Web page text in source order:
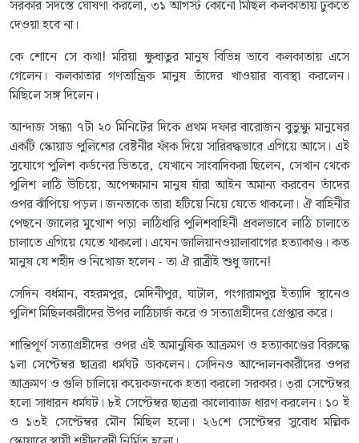
সরকার সদস্তে ঘোষণা করলো, ৩১ আগস্ট কোনো মিছিল কলকাতায় ঢুকতে
দেওয়া হবে না।
কে শোনে সে কথা! মরিয়া ক্ষুধাতুর মানুষ বিভিন্ন ভাবে কলকাতায় এসে
গেলেন। কলকাতার গণতান্ত্রিক মানুষ তাঁদের খাওয়ার ব্যবস্থা করলেন।
মিছিলে সঙ্গ দিলেন।
আন্দাজ সন্ধ্যা ৭টা ২০ মিনিটের দিকে প্রথম দফার বারোজন বুভুক্ষু মানুষের
একটি স্কোয়াড পুলিশের বেষ্টনীর ফাঁক দিয়ে সারিবদ্ধভাবে এগিয়ে আসে। এই
সুযোগে পুলিশ কর্ডনের ভিতরে, যেখানে সাংবাদিকরা ছিলেন, সেখান থেকে
পুলিশ লাঠি উচিয়ে, অপেক্ষামান মানুষ যাঁরা আইন অমান্য করবেন তাঁদের
ওপর ঝাঁপিয়ে পড়ল। জনতাকে তারা হটিয়ে নিয়ে যেতে থাকলো। ঐ বাহিনীর
পেছনে জালের মুখোশ পড়া লাঠিধারি পুলিশবাহিনী প্রবলভাবে লাঠি চালাতে
চালাতে এগিয়ে যেতে থাকলো। এযেন জালিয়ানওয়ালাবাগের হত্যাকাণ্ড। কত
মানুষ যে শহীদ ও নিখোজ হলেন - তা ঐ রাত্রীই শুধু জানে!
সেদিন বর্ধমান, বহরমপুর, মেদিনীপুর, ঘাটাল, গংগারামপুর ইত্যাদি স্থানেও
পুলিশ মিছিলকারীদের উপর লাঠিচার্জ করে ও সত্যাগ্রহীদের গ্রেপ্তার করে।
শান্তিপূর্ণ সত্যাগ্রহীদের ওপর এই অমানুষিক আক্রমণ ও হত্যাকাণ্ডের বিরুদ্ধে
১লা সেপ্টেম্বর ছাত্ররা ধর্মঘট ডাকলেন। সেদিনও আন্দোলনকারীদের ওপর
আক্রমণ ও গুলি চালিয়ে কয়েকজনকে হত্যা করলো সরকার। ৩রা সেপ্টেম্বর
হলো সাধারন ধর্মঘট। ৮ই সেপ্টেম্বর ছাত্ররা কালোব্যাজ ধারণ করলেন। ১০ ই
ও ১৩ই সেপ্টেম্বর মৌন মিছিল হলো। ২৬শে সেপ্টেম্বর সুবোধ মল্লিক